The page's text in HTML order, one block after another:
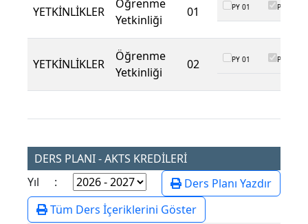
YETKİNLİKLER
Öğrenme
Yetkinliği
01 PY 01 PY 02
YETKİNLİKLER
Öğrenme
Yetkinliği
02 PY 01 PY 02
DERS PLANI - AKTS KREDİLERİ
Yıl :
Ders Planı Yazdır
Tüm Ders İçeriklerini Göster